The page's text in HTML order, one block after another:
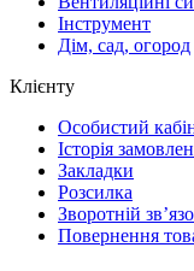
Інструмент
Дім, сад, огород
Клієнту
Особистий
Історія
Закладки
Розсилка
Зворотній
Повернення